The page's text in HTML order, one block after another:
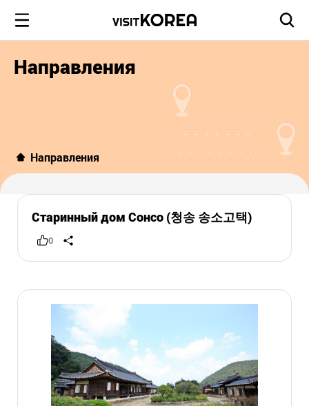
Направления
Направления
Старинный дом Сонсо (청송 송소고택)
0